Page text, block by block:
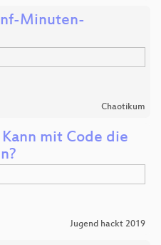
Minuten-
Chaotikum
mit Code die
Jugend hackt 2019